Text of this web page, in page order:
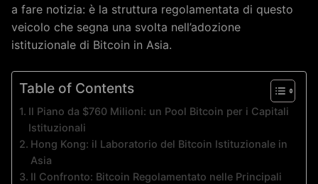
a fare notizia: è la struttura regolamentata di questo
veicolo che segna una svolta nell’adozione
istituzionale di Bitcoin in Asia.
Table of Contents
Il Piano da $760 Milioni: un Pool Bitcoin per i Capitali
Istituzionali
Hong Kong: il Laboratorio del Bitcoin Istituzionale in
Asia
Il Confronto: Bitcoin Regolamentato nelle Principali